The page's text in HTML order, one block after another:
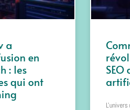
a
en
: les
qui ont